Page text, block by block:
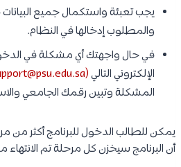
يجب تعبئة واستكمال جميع البيانات
والمطلوب إدخالها في النظام.
في حال واجهتك أي مشكلة في
الإلكتروني التالي(iopsupport@psu.edu.sa)
المشكلة وتبين رقمك الجامعي
يمكن للطالب الدخول للبرنامج أكثر من
أن البرنامج سيخزن كل مرحلة تم الانتهاء